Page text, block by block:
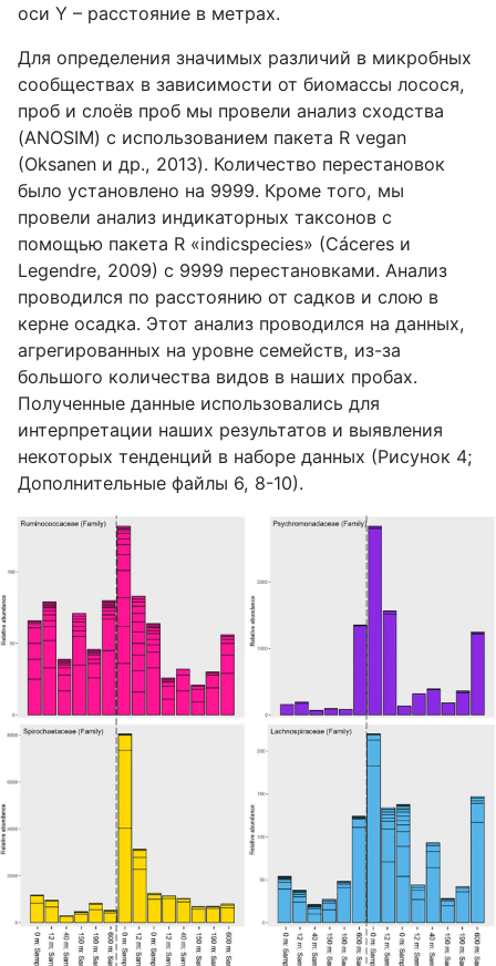
оси Y – расстояние в метрах.
Для определения значимых различий в микробных
сообществах в зависимости от биомассы лосося,
проб и слоёв проб мы провели анализ сходства
(ANOSIM) с использованием пакета R vegan
(Oksanen и др., 2013). Количество перестановок
было установлено на 9999. Кроме того, мы
провели анализ индикаторных таксонов с
помощью пакета R «indicspecies» (Cáceres и
Legendre, 2009) с 9999 перестановками. Анализ
проводился по расстоянию от садков и слою в
керне осадка. Этот анализ проводился на данных,
агрегированных на уровне семейств, из-за
большого количества видов в наших пробах.
Полученные данные использовались для
интерпретации наших результатов и выявления
некоторых тенденций в наборе данных (Рисунок 4;
Дополнительные файлы 6, 8-10).